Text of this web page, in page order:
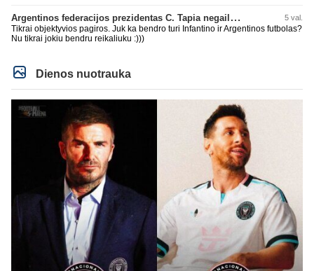
Argentinos federacijos prezidentas C. Tapia negailėjo pagyrų G. Infantino 5 val.
Tikrai objektyvios pagiros. Juk ka bendro turi Infantino ir Argentinos futbolas?
Nu tikrai jokiu bendru reikaliuku :)))
Dienos nuotrauka